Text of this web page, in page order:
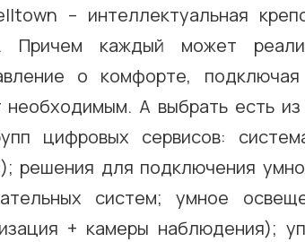
– интеллектуальная
Причем каждый может
о комфорте,
необходимым. А выбрать есть
цифровых сервисов:
решения для подключения
систем; умное
+ камеры наблюдения);